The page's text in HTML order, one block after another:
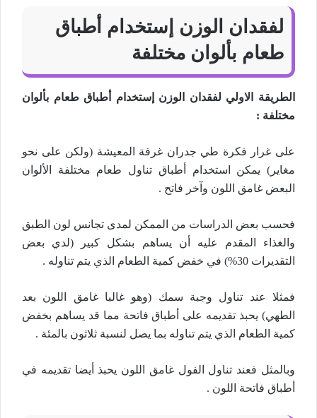
لفقدان الوزن إستخدام أطباق
طعام بألوان مختلفة
الطريقة الاولي لفقدان الوزن إستخدام أطباق طعام بألوان
مختلفة :
على غرار فكرة طي جدران غرفة المعيشة (ولكن على نحو
مغاير) يمكن استخدام أطباق تناول طعام مختلفة الألوان
البعض غامق اللون وآخر فاتح .
فحسب بعض الدراسات من الممكن لمدى تجانس لون الطبق
والغذاء المقدم عليه أن يساهم بشكل كبير (لدي بعض
التقديرات 30%) في خفض كمية الطعام الذي يتم تناوله .
فمثلا عند تناول وجبة سمك (وهو غالبا غامق اللون بعد
الطهي) يحبذ تقديمه على أطباق فاتحة مما قد يساهم بخفض
كمية الطعام الذي يتم تناوله بما يصل لنسبة ثلاثون بالمئة .
وبالمثل فعند تناول الفول غامق اللون يحبذ أيضا تقديمه في
أطباق فاتحة اللون .